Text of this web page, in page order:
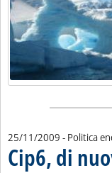
25/11/2009 - Politica
Cip6, di